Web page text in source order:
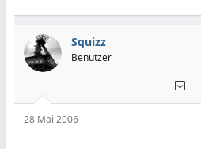
Squizz
Benutzer
28 Mai 2006